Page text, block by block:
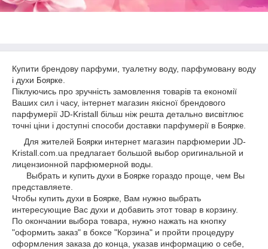
Купити брендову парфуми, туалетну воду, парфумовану воду
і духи Боярке.
Піклуючись про зручність замовлення товарів та економії
Ваших сил і часу, інтернет магазин якісної брендового
парфумерії JD-Kristall більш ніж решта детально висвітлює
точні ціни і доступні способи доставки парфумерії в Боярке
Для жителей Боярки интернет магазин парфюмерии JD-
Kristall.com.ua предлагает большой выбор оригинальной и
лицензионной парфюмерной воды.
Выбрать и купить духи в Боярке гораздо проще, чем Вы
представляете.
Чтобы купить духи в Боярке , Вам нужно выбрать
интересующие Вас духи и добавить этот товар в корзину.
По окончании выбора товара, нужно нажать на кнопку
"оформить заказ" в боксе "Корзина" и пройти процедуру
оформления заказа до конца, указав информацию о себе,